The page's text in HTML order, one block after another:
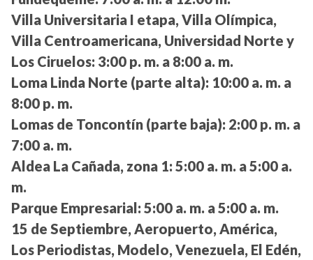
Villa Universitaria I etapa, Villa Olímpica,
Villa Centroamericana, Universidad Norte y
Los Ciruelos: 3:00 p. m. a 8:00 a. m.
Loma Linda Norte (parte alta): 10:00 a. m. a
8:00 p. m.
Lomas de Toncontín (parte baja): 2:00 p. m. a
7:00 a. m.
Aldea La Cañada, zona 1: 5:00 a. m. a 5:00 a.
m.
Parque Empresarial: 5:00 a. m. a 5:00 a. m.
15 de Septiembre, Aeropuerto, América,
Los Periodistas, Modelo, Venezuela, El Edén,